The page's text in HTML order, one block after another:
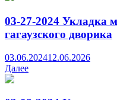
03-27-2024 Укладка
гагаузского дворика
03.06.202412.06.2026
Далее